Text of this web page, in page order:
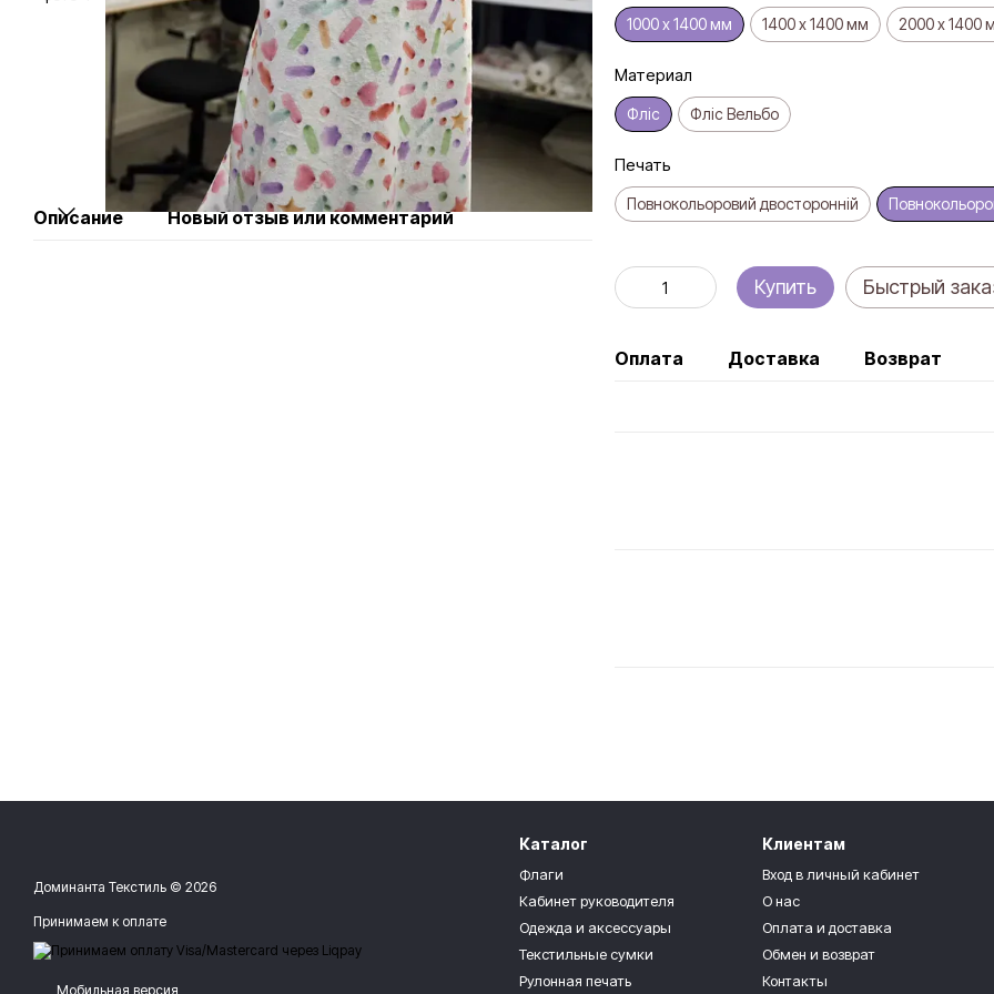
Описание Новый отзыв или комментарий
1000 х 1400 мм 1400 х 1400 мм 2000 х 1400
Материал
Фліс Фліс Вельбо
Печать
Повнокольоровий двосторонній
Купить Быстрый
Оплата Доставка Возврат
Доминанта Текстиль © 2026
Принимаем к оплате
Мобильная версия
Каталог
Флаги
Кабинет руководителя
Одежда и аксессуары
Текстильные сумки
Рулонная печать
Клиентам
Вход в личный кабинет
О нас
Оплата и доставка
Обмен и возврат
Контакты